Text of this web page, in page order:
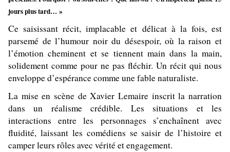
jours plus tard… »
Ce saisissant récit, implacable et délicat à la fois, est
parsemé de l’humour noir du désespoir, où la raison et
l’émotion cheminent et se tiennent main dans la main,
solidement comme pour ne pas fléchir. Un récit qui nous
enveloppe d’espérance comme une fable naturaliste.
La mise en scène deXavier Lemaire inscrit la narration
dans un réalisme crédible. Les situations et les
interactions entre les personnages s’enchaînent avec
fluidité, laissant les comédiens se saisir de l’histoire et
camper leurs rôles avec vérité et engagement.